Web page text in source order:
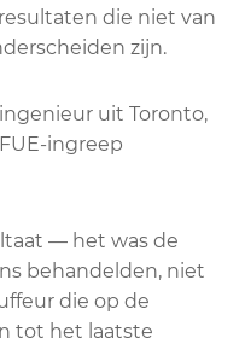
die niet van
zijn.
uit Toronto,
ingreep
— het was de
behandelden, niet
die op de
tot het laatste